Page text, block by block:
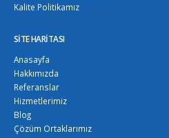
Kalite Politikamız
SITE HARITASI
Anasayfa
Hakkımızda
Referanslar
Hizmetlerimiz
Blog
Çözüm Ortaklarımız